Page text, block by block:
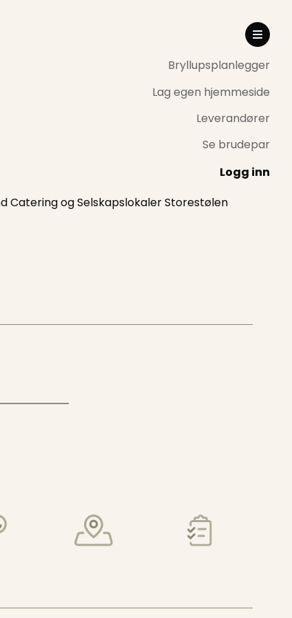
Bryllupsplanlegger
Lag egen hjemmeside
Leverandører
Se brudepar
Logg inn
Catering og Selskapslokaler Storestølen